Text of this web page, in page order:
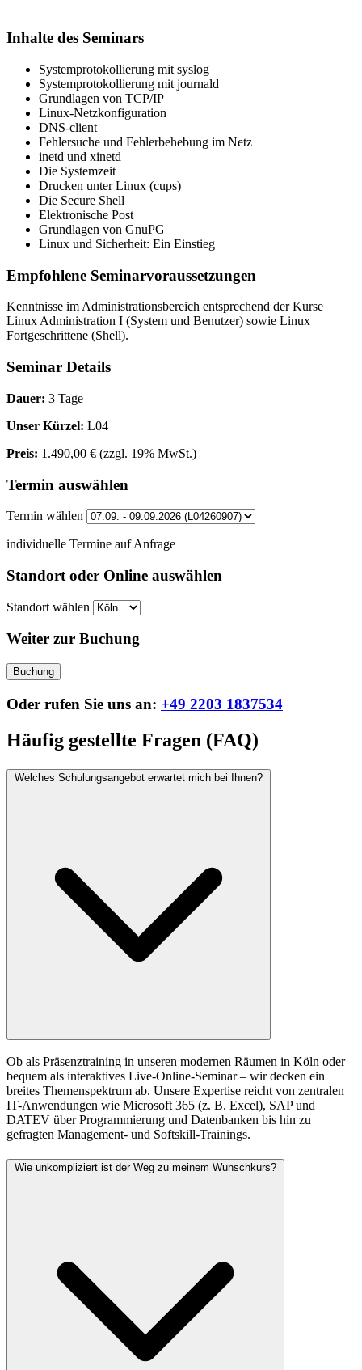
Inhalte des Seminars
Systemprotokollierung mit syslog
Systemprotokollierung mit journald
Grundlagen von TCP/IP
Linux-Netzkonfiguration
DNS-client
Fehlersuche und Fehlerbehebung im Netz
inetd und xinetd
Die Systemzeit
Drucken unter Linux (cups)
Die Secure Shell
Elektronische Post
Grundlagen von GnuPG
Linux und Sicherheit: Ein Einstieg
Empfohlene Seminarvoraussetzungen
Kenntnisse im Administrationsbereich entsprechend der Kurse
Linux Administration I (System und Benutzer) sowie Linux
Fortgeschrittene (Shell).
Seminar Details
Dauer: 3 Tage
Unser Kürzel: L04
Preis: 1.490,00 € (zzgl. 19% MwSt.)
Termin auswählen
Termin wählen
individuelle Termine auf Anfrage
Standort oder Online auswählen
Standort wählen
Weiter zur Buchung
Buchung
Oder rufen Sie uns an: +49 2203 1837534
Häufig gestellte Fragen (FAQ)
Welches Schulungsangebot erwartet mich bei Ihnen?
Ob als Präsenztraining in unseren modernen Räumen in Köln oder
bequem als interaktives Live-Online-Seminar – wir decken ein
breites Themenspektrum ab. Unsere Expertise reicht von zentralen
IT-Anwendungen wie Microsoft 365 (z. B. Excel), SAP und
DATEV über Programmierung und Datenbanken bis hin zu
gefragten Management- und Softskill-Trainings.
Wie unkompliziert ist der Weg zu meinem Wunschkurs?